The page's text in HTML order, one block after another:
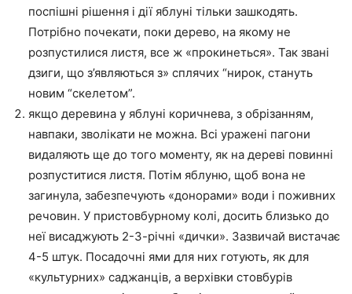
поспішні рішення і дії яблуні тільки зашкодять.
Потрібно почекати, поки дерево, на якому не
розпустилися листя, все ж «прокинеться». Так звані
дзиги, що з’являються з» сплячих “нирок, стануть
новим “скелетом”.
якщо деревина у яблуні коричнева, з обрізанням,
навпаки, зволікати не можна. Всі уражені пагони
видаляють ще до того моменту, як на дереві повинні
розпуститися листя. Потім яблуню, щоб вона не
загинула, забезпечують «донорами» води і поживних
речовин. У пристовбурному колі, досить близько до
неї висаджують 2-3-річні «дички». Зазвичай вистачає
4-5 штук. Посадочні ями для них готують, як для
«культурних» саджанців, а верхівки стовбурів